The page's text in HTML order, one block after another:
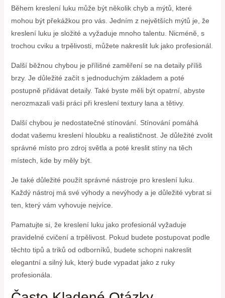
Během kreslení luku může být několik chyb a mýtů, které
mohou být překážkou pro vás. Jedním z největších mýtů je, že
kreslení luku je složité a vyžaduje mnoho talentu. Nicméně, s
trochou cviku a trpělivosti, můžete nakreslit luk jako profesionál.
Další běžnou chybou je přílišné zaměření se na detaily příliš
brzy. Je důležité začít s jednoduchým základem a poté
postupně přidávat detaily. Také byste měli být opatrní, abyste
nerozmazali vaši práci při kreslení textury lana a tětivy.
Další chybou je nedostatečné stínování. Stínování pomáhá
dodat vašemu kreslení hloubku a realističnost. Je důležité zvolit
správné místo pro zdroj světla a poté kreslit stíny na těch
místech, kde by měly být.
Je také důležité použít správné nástroje pro kreslení luku.
Každý nástroj má své výhody a nevýhody a je důležité vybrat si
ten, který vám vyhovuje nejvíce.
Pamatujte si, že kreslení luku jako profesionál vyžaduje
pravidelné cvičení a trpělivost. Pokud budete postupovat podle
těchto tipů a triků od odborníků, budete schopni nakreslit
elegantní a silný luk, který bude vypadat jako z ruky
profesionála.